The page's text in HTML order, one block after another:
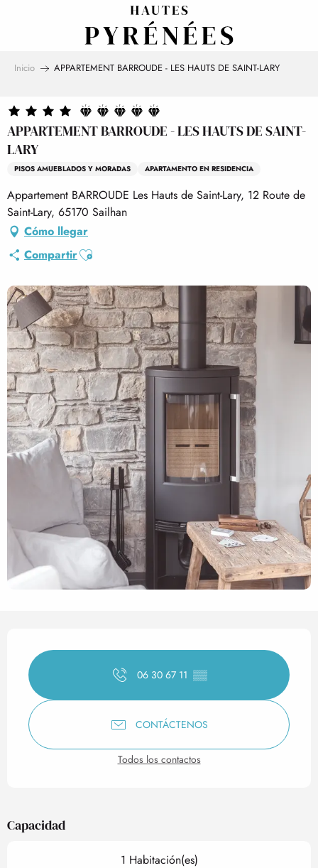
Inicio APPARTEMENT BARROUDE - LES HAUTS DE SAINT-LARY
APPARTEMENT BARROUDE - LES HAUTS DE SAINT-
LARY
PISOS AMUEBLADOS Y MORADAS APARTAMENTO EN RESIDENCIA
Appartement BARROUDE Les Hauts de Saint-Lary, 12 Route de
Saint-Lary, 65170 Sailhan
Cómo llegar
CompartirAjouter aux favoris
Horarios y datos de
06 30 67 11 ▒▒
CONTÁCTENOS
Todos los contactos
Capacidad
1 Habitación(es)